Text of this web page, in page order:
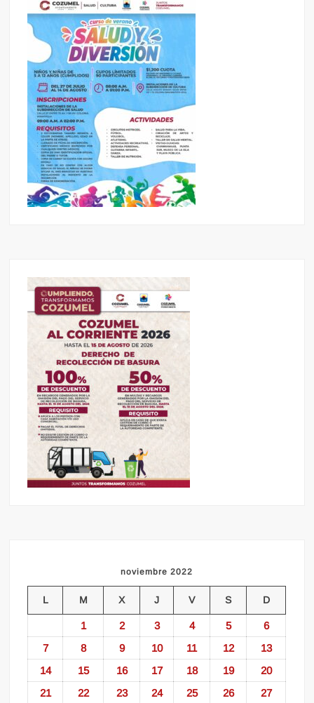
noviembre 2022
L M X J V S D
1 2 3 4 5
6
7
8 9 10 11 12
13
14
15 16 17 18 19
20
21
22 23 24 25 26
27